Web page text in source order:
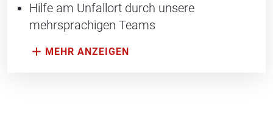
Hilfe am Unfallort durch unsere
mehrsprachigen Teams